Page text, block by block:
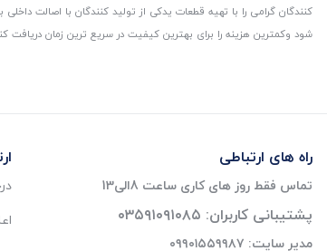
کنندگان گرامی را با تهیه قطعات یدکی از تولید کنندگان با اصالت
شود و‌کمترین هزینه را برای بهترین کیفیت در سریع ترین زمان
راه های ارتباطی
تماس فقط روز های کاری ساعت 8الی13
پشتیبانی کاربران: ۰۳۵۹۱۰۹۱۰۸۵
مدیر سایت: ۰۹۹۰۱۵۵۹۹۸۷